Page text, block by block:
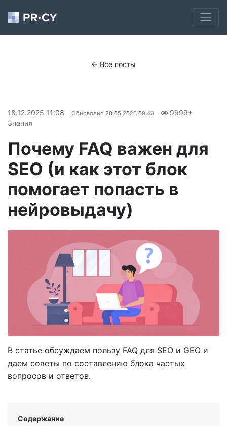
← Все посты
18.12.2025 11:08 Обновлено 28.05.2026 09:43
9999+
Знания
Почему FAQ важен для
SEO (и как этот блок
помогает попасть в
нейровыдачу)
В статье обсуждаем пользу FAQ для SEO и GEO и
даем советы по составлению блока частых
вопросов и ответов.
Содержание